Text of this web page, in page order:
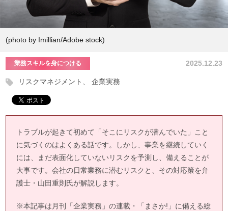
(photo by Imillian/Adobe stock)
2025.12.23
業務スキルを身につける
リスクマネジメント 企業実務
トラブルが起きて初めて「そこにリスクが潜んでいた」こと
に気づくのはよくある話です。しかし、事業を継続していく
には、まだ表面化していないリスクを予測し、備えることが
大事です。会社の日常業務に潜むリスクと、その対応策を弁
護士・山田重則氏が解説します。
※本記事は月刊「企業実務」の連載・「まさか!」に備える総